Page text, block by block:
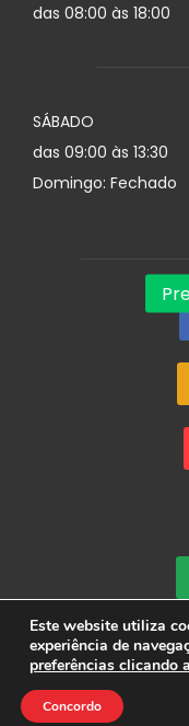
das 08:00 às 18:00
SÁBADO
das 09:00 às 13:30
Domingo: Fechado
Este website utiliza
experiência de
preferências clicando
Concordo